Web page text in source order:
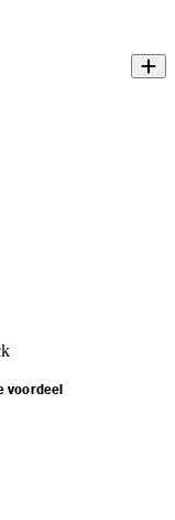
voordeel